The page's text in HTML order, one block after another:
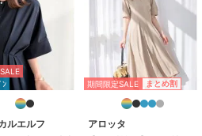
像の色味と多少異なる場合がござい
ﾝ
ルエルフ
期間限定SALE まとめ割
アロッタ